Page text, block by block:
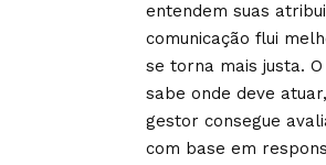
entendem suas
comunicação flui
se torna mais justa.
sabe onde deve
gestor consegue
com base em